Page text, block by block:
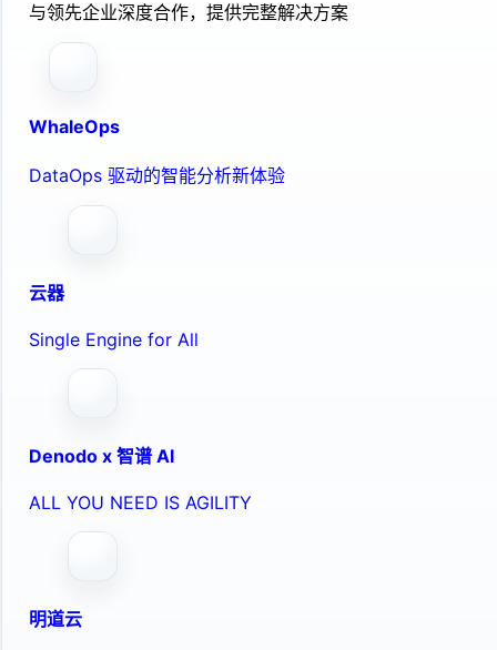
与领先企业深度合作，提供完整解决方案
WhaleOps
DataOps 驱动的智能分析新体验
云器
Single Engine for All
Denodo x 智谱 AI
ALL YOU NEED IS AGILITY
明道云